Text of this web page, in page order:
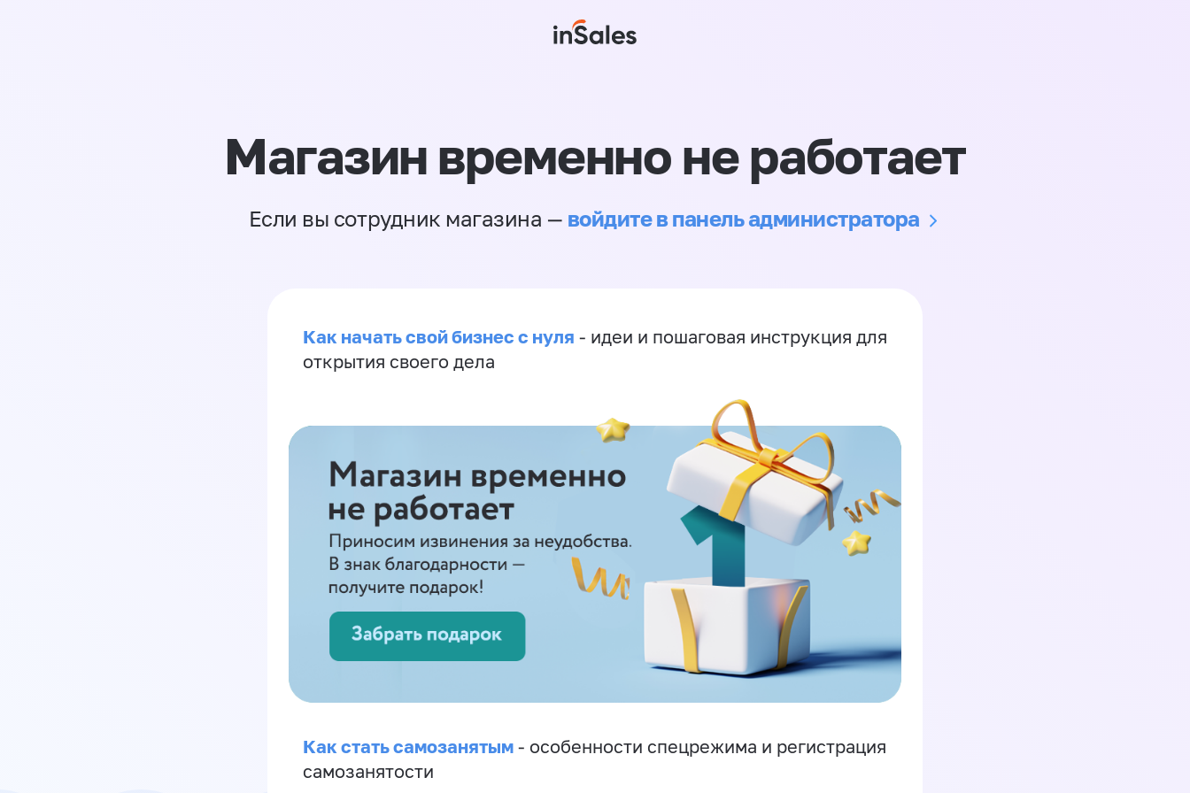
Магазин временно не работает
Если вы сотрудник магазина — войдите в панель администратора
Как начать свой бизнес с нуля - идеи и пошаговая инструкция для
открытия своего дела
Как стать самозанятым - особенности спецрежима и регистрация
самозанятости